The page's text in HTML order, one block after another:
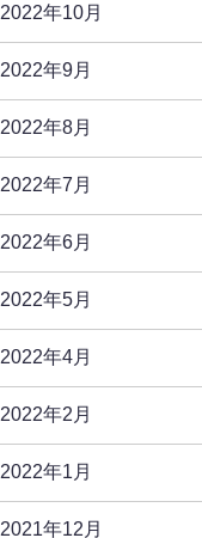
2022年10月
2022年9月
2022年8月
2022年7月
2022年6月
2022年5月
2022年4月
2022年2月
2022年1月
2021年12月